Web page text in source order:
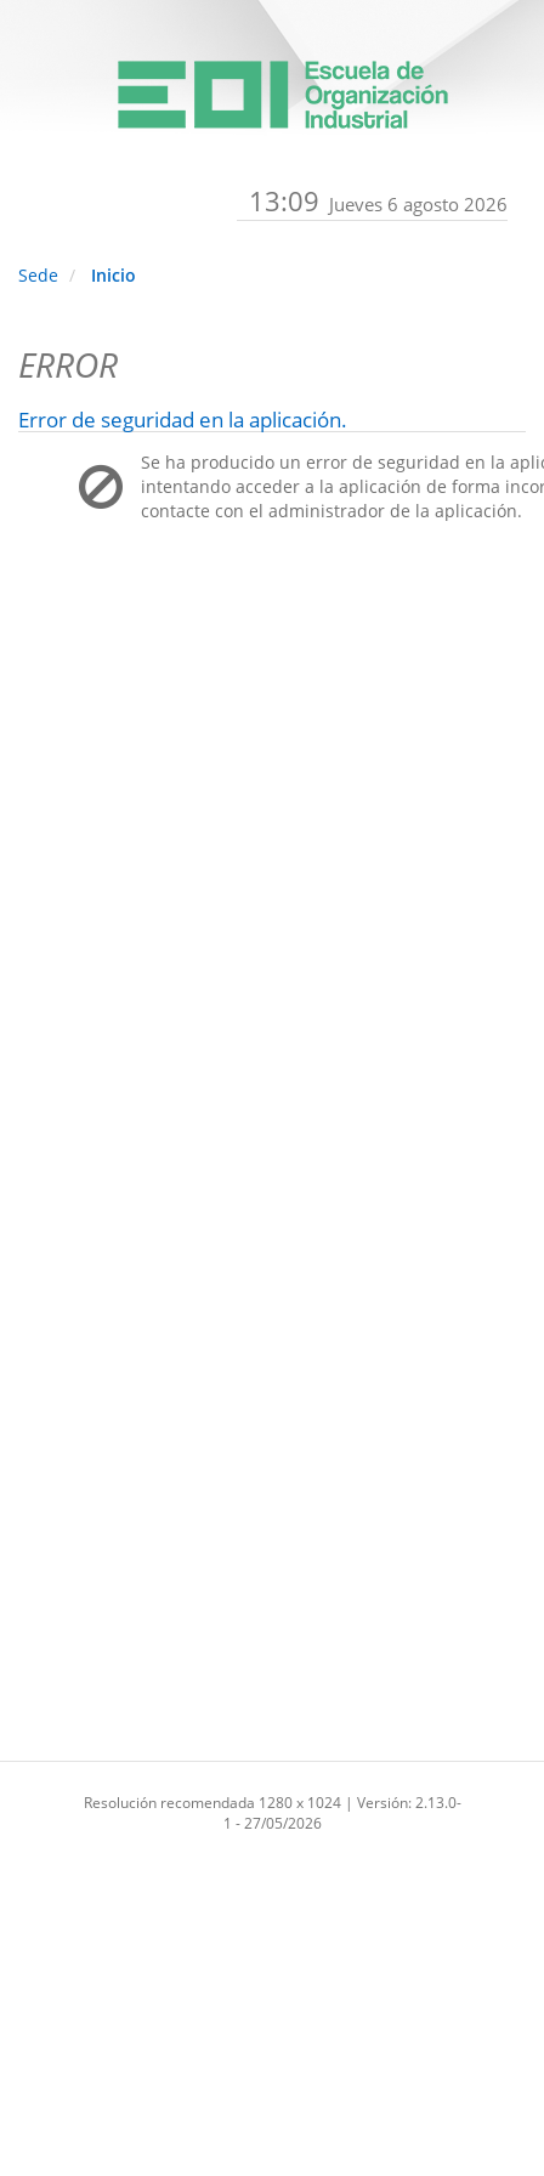
13:09 Jueves 6 agosto 2026
Sede Inicio
ERROR
Error de seguridad en la aplicación.
Se ha producido un error de seguridad en la
intentando acceder a la aplicación de forma
contacte con el administrador de la aplicación.
Resolución recomendada 1280 x 1024 | Versión: 2.13.0-
1 - 27/05/2026